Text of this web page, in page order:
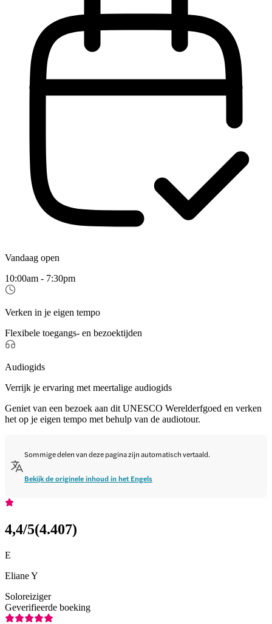
Vandaag open
10:00am - 7:30pm
Verken in je eigen tempo
Flexibele toegangs- en bezoektijden
Audiogids
Verrijk je ervaring met meertalige audiogids
Geniet van een bezoek aan dit UNESCO Werelderfgoed en verken
het op je eigen tempo met behulp van de audiotour.
Sommige delen van deze pagina zijn automatisch vertaald.
Bekijk de originele inhoud in het Engels
4,4/5(4.407)
E
Eliane Y
Soloreiziger
Geverifieerde boeking